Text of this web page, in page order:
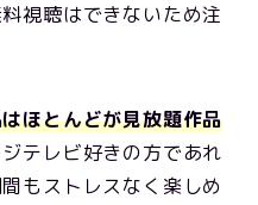
視聴はできないため注
ほとんどが見放題作品
テレビ好きの方であれ
もストレスなく楽しめ